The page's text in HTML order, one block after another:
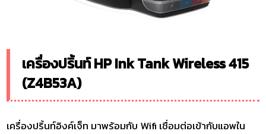
เครื่องปริ้นท์ HP Ink Tank Wireless 415
(Z4B53A)
เครื่องปริ้นท์อิงค์เจ็ท มาพร้อมกับ Wifi เชื่อมต่อเข้ากับแอพใน